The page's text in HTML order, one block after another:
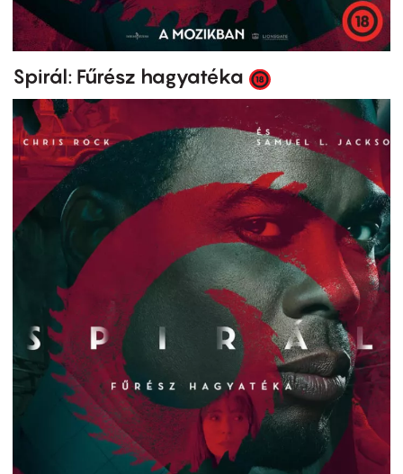
Spirál: Fűrész hagyatéka